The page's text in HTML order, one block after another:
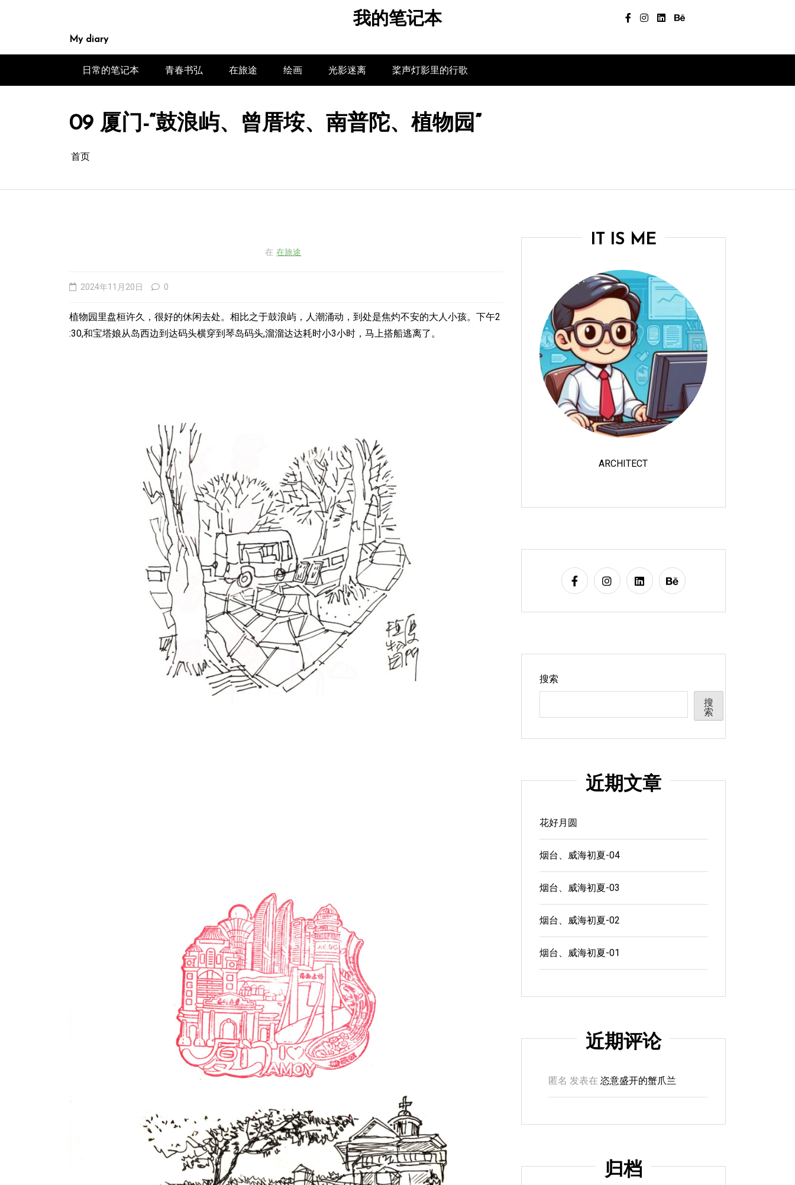
我的笔记本
My diary
日常的笔记本 青春书弘 在旅途 绘画 光影迷离 桨声灯影里的行歌
09 厦门-“鼓浪屿、曾厝垵、南普陀、植物园”
首页
在 在旅途
2024年11月20日 0
植物园里盘桓许久，很好的休闲去处。相比之于鼓浪屿，人潮涌动，到处是焦灼不安的大人小孩。下午2
:30,和宝塔娘从岛西边到达码头横穿到琴岛码头,溜溜达达耗时小3小时，马上搭船逃离了。
IT IS ME
ARCHITECT
搜索
搜
索
近期文章
花好月圆
烟台、威海初夏-04
烟台、威海初夏-03
烟台、威海初夏-02
烟台、威海初夏-01
近期评论
匿名 发表在 恣意盛开的蟹爪兰
归档